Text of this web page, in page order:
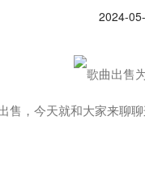
2024-
售，今天就和大家来聊